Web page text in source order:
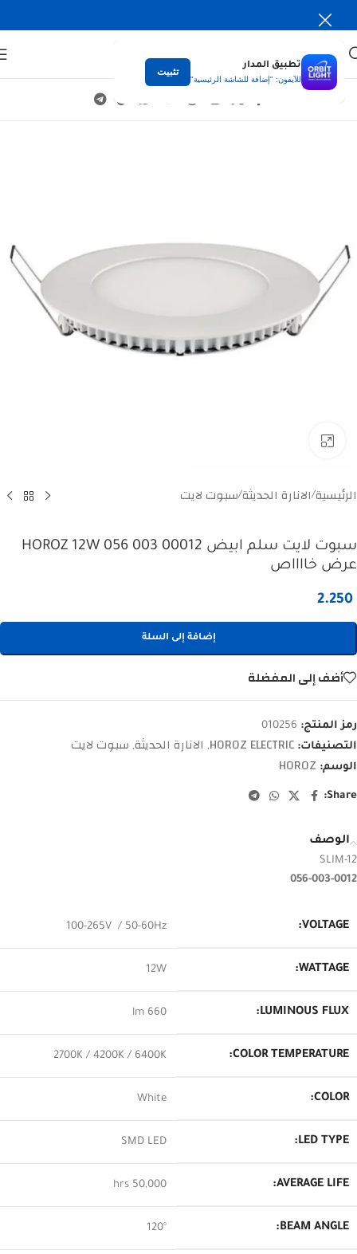
تطبيق المدار
للآيفون: "إضافة للشاشة الرئيسية"
تثبيت
الرئيسية/الانارة الحديثة/سبوت لايت
سبوت لايت سلم ابيض HOROZ 12W 056 003 00012
عرض خااااص
2.250
إضافة إلى السلة
أضف إلى المفضلة
رمز المنتج: 010256
التصنيفات: HOROZ ELECTRIC
, الانارة الحديثة, سبوت لايت
الوسم: HOROZ
Share:
الوصف
SLIM-12
056-003-0012
VOLTAGE:
100-265V / 50-60Hz
WATTAGE:
12W
LUMINOUS FLUX:
660 lm
COLOR TEMPERATURE:
2700K / 4200K / 6400K
COLOR:
White
LED TYPE:
SMD LED
AVERAGE LIFE:
50,000 hrs
BEAM ANGLE:
120°